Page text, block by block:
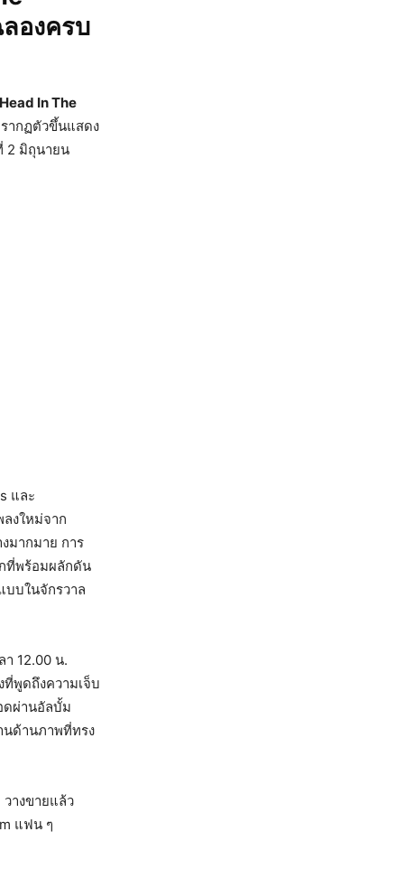
องครบ
Head In The
ากฏตัวขึ้นแสดง
2 มิถุนายน
และ
ลงใหม่จาก
มากมาย การ
ที่พร้อมผลักดัน
บบในจักรวาล
า 12.00 น.
ที่พูดถึงความเจ็บ
ดผ่านอัลบั้ม
นด้านภาพที่ทรง
างขายแล้ว
แฟน ๆ